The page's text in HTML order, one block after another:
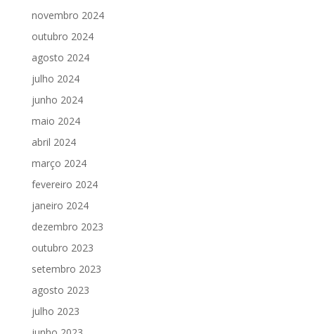
novembro 2024
outubro 2024
agosto 2024
julho 2024
junho 2024
maio 2024
abril 2024
março 2024
fevereiro 2024
janeiro 2024
dezembro 2023
outubro 2023
setembro 2023
agosto 2023
julho 2023